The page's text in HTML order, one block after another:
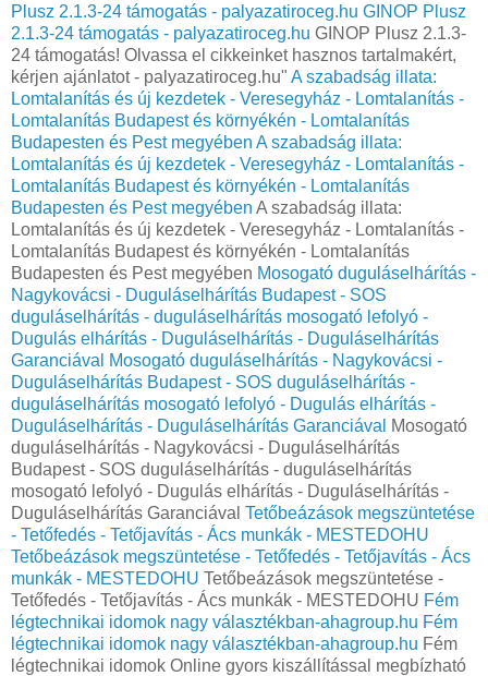
Plusz 2.1.3-24 támogatás - palyazatiroceg.hu GINOP Plusz
2.1.3-24 támogatás - palyazatiroceg.hu GINOP Plusz 2.1.3-
24 támogatás! Olvassa el cikkeinket hasznos tartalmakért,
kérjen ajánlatot - palyazatiroceg.hu" A szabadság illata:
Lomtalanítás és új kezdetek - Veresegyház - Lomtalanítás -
Lomtalanítás Budapest és környékén - Lomtalanítás
Budapesten és Pest megyében A szabadság illata:
Lomtalanítás és új kezdetek - Veresegyház - Lomtalanítás -
Lomtalanítás Budapest és környékén - Lomtalanítás
Budapesten és Pest megyében A szabadság illata:
Lomtalanítás és új kezdetek - Veresegyház - Lomtalanítás -
Lomtalanítás Budapest és környékén - Lomtalanítás
Budapesten és Pest megyében Mosogató duguláselhárítás -
Nagykovácsi - Duguláselhárítás Budapest - SOS
duguláselhárítás - duguláselhárítás mosogató lefolyó -
Dugulás elhárítás - Duguláselhárítás - Duguláselhárítás
Garanciával
Mosogató duguláselhárítás - Nagykovácsi -
Duguláselhárítás Budapest - SOS duguláselhárítás -
duguláselhárítás mosogató lefolyó - Dugulás elhárítás -
Duguláselhárítás - Duguláselhárítás Garanciával
Mosogató
duguláselhárítás - Nagykovácsi - Duguláselhárítás
Budapest - SOS duguláselhárítás - duguláselhárítás
mosogató lefolyó - Dugulás elhárítás - Duguláselhárítás -
Duguláselhárítás Garanciával Tetőbeázások megszüntetése
- Tetőfedés - Tetőjavítás - Ács munkák - MESTEDOHU
Tetőbeázások megszüntetése - Tetőfedés - Tetőjavítás - Ács
munkák - MESTEDOHU Tetőbeázások megszüntetése -
Tetőfedés - Tetőjavítás - Ács munkák - MESTEDOHU Fém
légtechnikai idomok nagy választékban-ahagroup.hu Fém
légtechnikai idomok nagy választékban-ahagroup.hu Fém
légtechnikai idomok Online gyors kiszállítással megbízható